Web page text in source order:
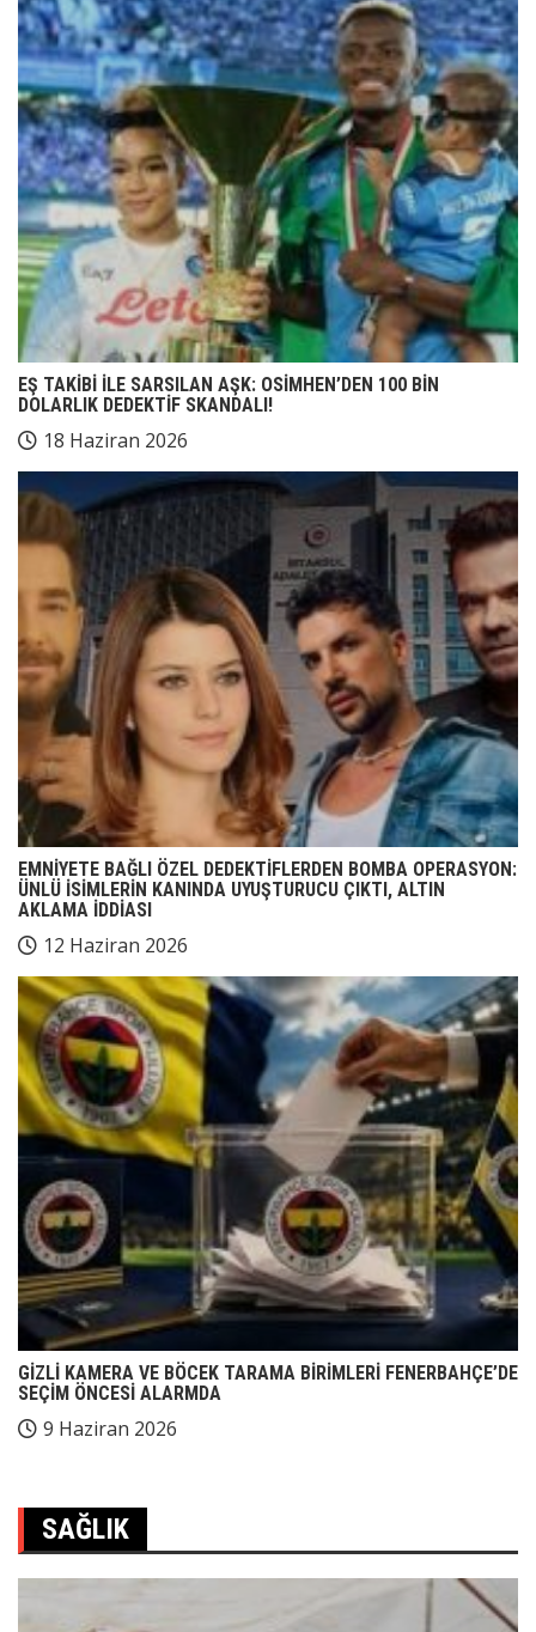
EŞ TAKİBİ İLE SARSILAN AŞK: OSİMHEN’DEN 100 BİN
DOLARLIK DEDEKTİF SKANDALI!
18 Haziran 2026
EMNİYETE BAĞLI ÖZEL DEDEKTİFLERDEN BOMBA OPERASYON:
ÜNLÜ İSİMLERİN KANINDA UYUŞTURUCU ÇIKTI, ALTIN
AKLAMA İDDİASI
12 Haziran 2026
GİZLİ KAMERA VE BÖCEK TARAMA BİRİMLERİ FENERBAHÇE’DE
SEÇİM ÖNCESİ ALARMDA
9 Haziran 2026
SAĞLIK